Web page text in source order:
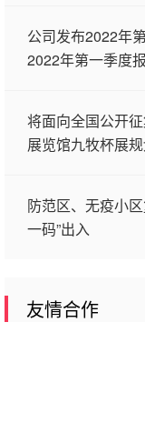
公司发布2022年
2022年第一季度
将面向全国公开
展览馆九牧杯展规
防范区、无疫小
一码”出入
友情合作